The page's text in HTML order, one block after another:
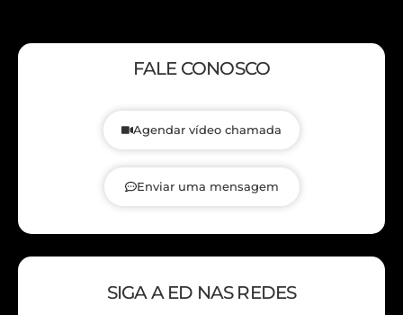
FALE CONOSCO
Agendar vídeo chamada
Enviar uma mensagem
SIGA A ED NAS REDES